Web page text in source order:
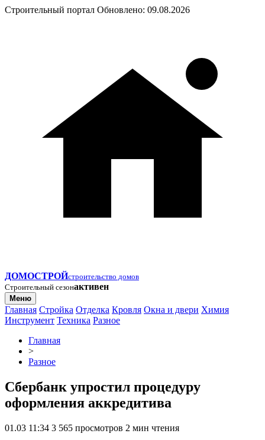
Строительный портал Обновлено: 09.08.2026
ДОМОСТРОЙстроительство домов
Строительный сезонактивен
Меню
Главная Стройка Отделка Кровля Окна и двери Химия
Инструмент Техника Разное
Главная
>
Разное
Сбербанк упростил процедуру
оформления аккредитива
01.03 11:34 3 565 просмотров 2 мин чтения